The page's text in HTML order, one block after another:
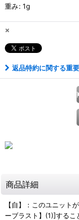
重み: 1g
×
返品特約に関する重
商品詳細
【自】：このユニット
ーブラスト】(1)]するこ